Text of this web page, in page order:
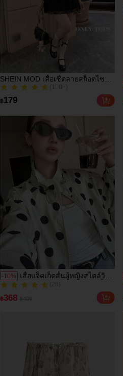
SHEIN MOD เสื้อเชิ้ตลายสก็อตไซส์
ใหญ่, ฤดูใบไม้ร่วง/ฤดูหนาว, สไตล์
พรีพพี้, ใส่ประจำวันแบบสบายๆ,
สำหรับสาววัยรุ่นเดินทางไปทำงาน
(100+)
60+ ขายแล้ว
60+ ขายแล้ว
฿179
-10%
เสื้อแจ็คเก็ตสั้นผู้หญิงสไตล์วิน
เทจ ลายจุดขนาดใหญ่ คอตั้ง
เอวเข้ารูป แขนพอง ทรงหลวม
แฟชั่นอเนกประสงค์ สำหรับใส่
(26)
100+ ขายแล้ว
100+ ขายแล้ว
฿368